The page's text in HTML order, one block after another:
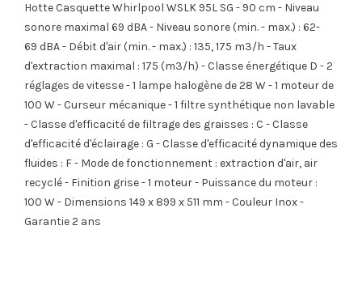
Hotte Casquette Whirlpool WSLK 95L SG - 90 cm - Niveau
sonore maximal 69 dBA - Niveau sonore (min. - max.) : 62-
69 dBA - Débit d'air (min. - max.) : 135, 175 m3/h - Taux
d'extraction maximal : 175 (m3/h) - Classe énergétique D - 2
réglages de vitesse - 1 lampe halogène de 28 W - 1 moteur de
100 W - Curseur mécanique - 1 filtre synthétique non lavable
- Classe d'efficacité de filtrage des graisses : C - Classe
d'efficacité d'éclairage : G - Classe d'efficacité dynamique des
fluides : F - Mode de fonctionnement : extraction d'air, air
recyclé - Finition grise - 1 moteur - Puissance du moteur :
100 W - Dimensions 149 x 899 x 511 mm - Couleur Inox -
Garantie 2 ans